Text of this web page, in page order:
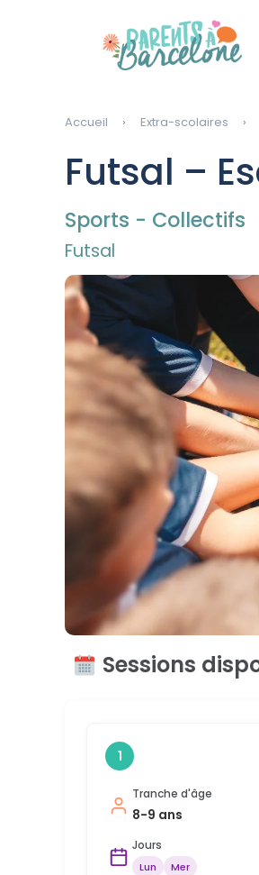
Accueil Extra-scolaires
Futsal –
Sports - Collectifs
Futsal
Sessions
1
Tranche d'âge
8-9 ans
Jours
Lun Mer